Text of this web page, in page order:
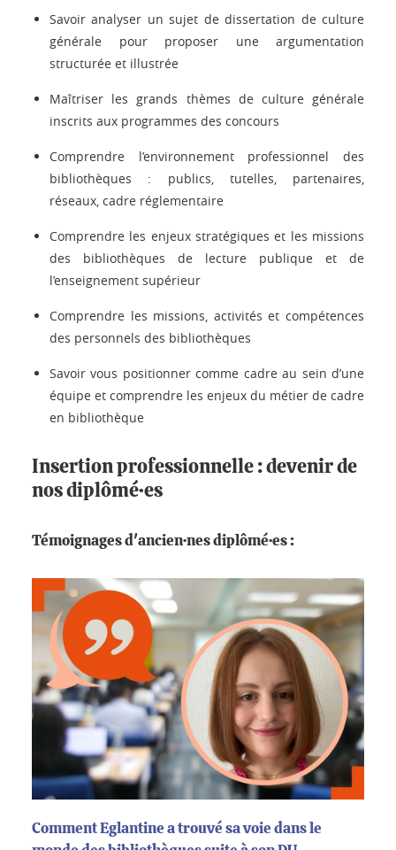
Savoir analyser un sujet de dissertation de culture
générale pour proposer une argumentation
structurée et illustrée
Maîtriser les grands thèmes de culture générale
inscrits aux programmes des concours
Comprendre l’environnement professionnel des
bibliothèques : publics, tutelles, partenaires,
réseaux, cadre réglementaire
Comprendre les enjeux stratégiques et les missions
des bibliothèques de lecture publique et de
l’enseignement supérieur
Comprendre les missions, activités et compétences
des personnels des bibliothèques
Savoir vous positionner comme cadre au sein d’une
équipe et comprendre les enjeux du métier de cadre
en bibliothèque
Insertion professionnelle : devenir de
nos diplômé·es
Témoignages d'ancien·nes diplômé·es :
Comment Eglantine a trouvé sa voie dans le